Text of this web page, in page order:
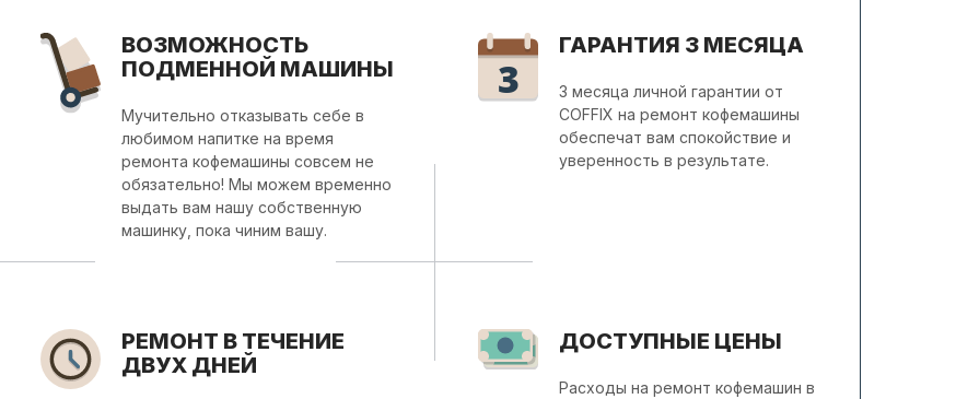
ВОЗМОЖНОСТЬ
ПОДМЕННОЙ МАШИНЫ
Мучительно отказывать себе в
любимом напитке на время
ремонта кофемашины совсем не
обязательно! Мы можем временно
выдать вам нашу собственную
машинку, пока чиним вашу.
ГАРАНТИЯ 3 МЕСЯЦА
3 месяца личной гарантии от
COFFIX на ремонт кофемашины
обеспечат вам спокойствие и
уверенность в результате.
РЕМОНТ В ТЕЧЕНИE
ДВУХ ДНЕЙ
ДОСТУПНЫЕ ЦЕНЫ
Расходы на ремонт кофемашин в